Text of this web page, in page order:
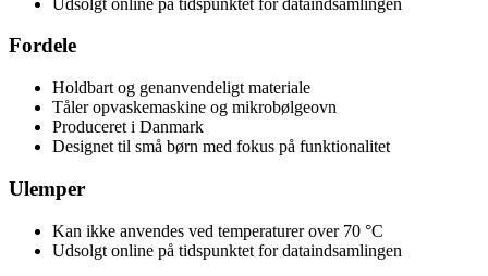
Fordele
Holdbart og genanvendeligt materiale
Tåler opvaskemaskine og mikrobølgeovn
Produceret i Danmark
Designet til små børn med fokus på funktionalitet
Ulemper
Kan ikke anvendes ved temperaturer over 70 °C
Udsolgt online på tidspunktet for dataindsamlingen